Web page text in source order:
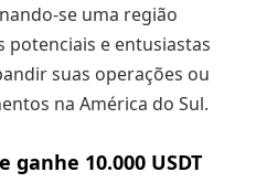
se uma região
e entusiastas
suas operações ou
na América do Sul.
ganhe 10.000 USDT